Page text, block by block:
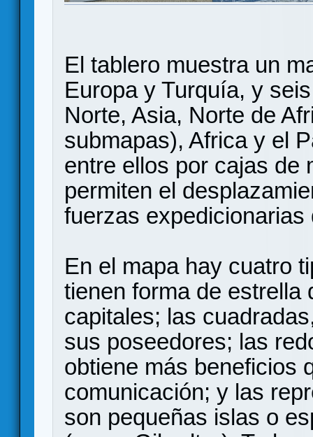
El tablero muestra un
Europa y Turquía, y
Norte, Asia, Norte de
submapas), Africa y el
entre ellos por cajas de
permiten el
fuerzas expedicionarias
En el mapa hay cuatro
tienen forma de estrella
capitales; las
sus poseedores; las
obtiene más beneficios
comunicación; y las
son pequeñas islas o